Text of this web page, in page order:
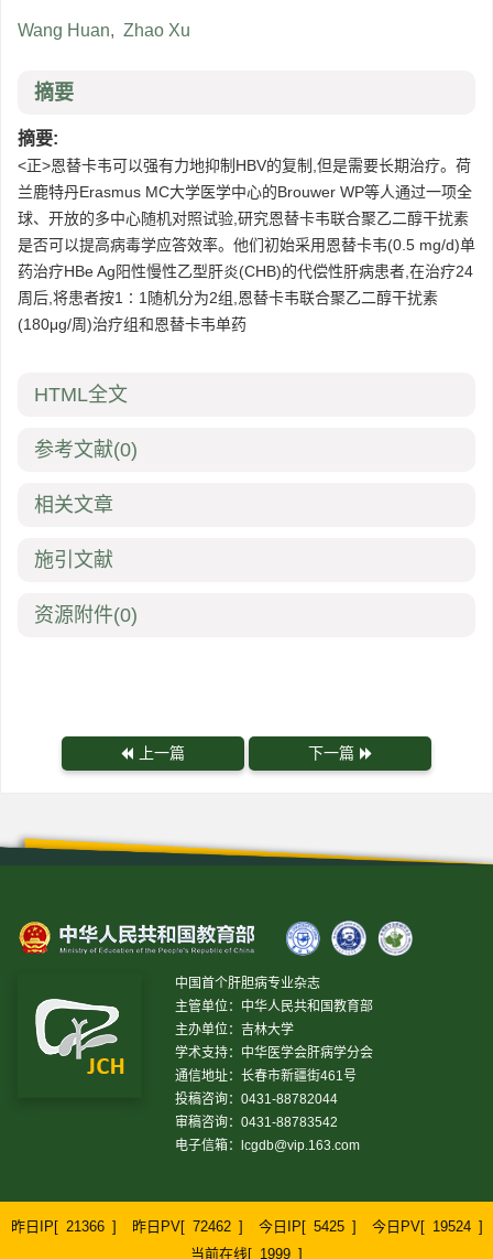
Wang Huan, Zhao Xu
摘要
摘要:
<正>恩替卡韦可以强有力地抑制HBV的复制,但是需要长期治疗。荷
兰鹿特丹Erasmus MC大学医学中心的Brouwer WP等人通过一项全
球、开放的多中心随机对照试验,研究恩替卡韦联合聚乙二醇干扰素
是否可以提高病毒学应答效率。他们初始采用恩替卡韦(0.5 mg/d)单
药治疗HBe Ag阳性慢性乙型肝炎(CHB)的代偿性肝病患者,在治疗24
周后,将患者按1∶1随机分为2组,恩替卡韦联合聚乙二醇干扰素
(180μg/周)治疗组和恩替卡韦单药
HTML全文
参考文献(0)
相关文章
施引文献
资源附件(0)
上一篇 下一篇
中国首个肝胆病专业杂志
主管单位：中华人民共和国教育部
主办单位：吉林大学
学术支持：中华医学会肝病学分会
通信地址：长春市新疆街461号
投稿咨询：0431-88782044
审稿咨询：0431-88783542
电子信箱：
lcgdb@vip.163.com
昨日IP[ 21366 ] 昨日PV[ 72462 ] 今日IP[ 5425 ] 今日PV[ 19524 ]
当前在线[ 1999 ]